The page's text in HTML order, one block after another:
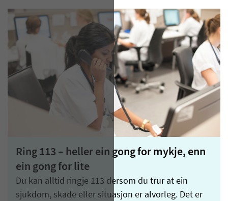
Ring 113 – heller ein gong for mykje, enn
ein gong for lite
Du kan alltid ringje 113 dersom du trur at ein
sjukdom, skade eller situasjon er alvorleg. Det er